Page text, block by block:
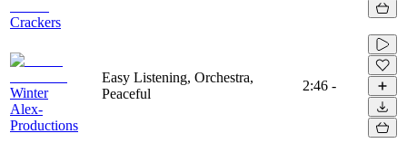
Crackers
Winter
Alex-
Productions
Easy Listening, Orchestra,
Peaceful
2:46 -